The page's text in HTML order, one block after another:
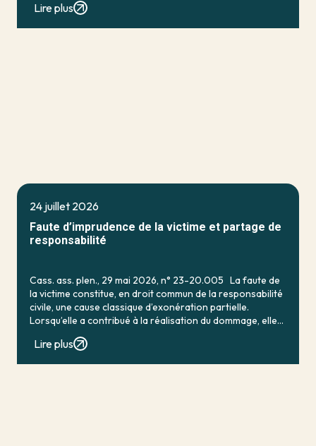
Lire plus
24 juillet 2026
Faute d’imprudence de la victime et partage de
responsabilité
Cass. ass. plen., 29 mai 2026, n° 23-20.005 La faute de
la victime constitue, en droit commun de la responsabilité
civile, une cause classique d’exonération partielle.
Lorsqu’elle a contribué à la réalisation du dommage, elle
conduit en principe à […]
Lire plus